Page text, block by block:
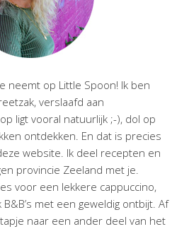
neemt op Little Spoon! Ik ben
verslaafd aan
ligt vooral natuurlijk ;-), dol op
ontdekken. En dat is precies
website. Ik deel recepten en
provincie Zeeland met je.
voor een lekkere cappuccino,
met een geweldig ontbijt. Af
naar een ander deel van het